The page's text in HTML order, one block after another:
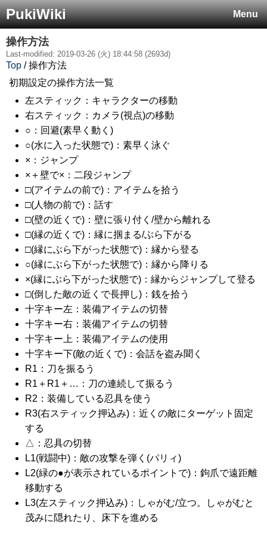
Menu
PukiWiki
操作方法
Last-modified: 2019-03-26 (火) 18:44:58 (2693d)
Top / 操作方法
初期設定の操作方法一覧
左スティック：キャラクターの移動
右スティック：カメラ(視点)の移動
○：回避(素早く動く)
○(水に入った状態で)：素早く泳ぐ
×：ジャンプ
×＋壁で×：二段ジャンプ
□(アイテムの前で)：アイテムを拾う
□(人物の前で)：話す
□(壁の近くで)：壁に張り付く/壁から離れる
□(縁の近くで)：縁に掴まる/ぶら下がる
□(縁にぶら下がった状態で)：縁から登る
○(縁にぶら下がった状態で)：縁から降りる
×(縁にぶら下がった状態で)：縁からジャンプして登る
□(倒した敵の近くで長押し)：銭を拾う
十字キー左：装備アイテムの切替
十字キー右：装備アイテムの切替
十字キー上：装備アイテムの使用
十字キー下(敵の近くで)：会話を盗み聞く
R1：刀を振るう
R1＋R1＋…：刀の連続して振るう
R2：装備している忍具を使う
R3(右スティック押込み)：近くの敵にターゲット固定
する
△：忍具の切替
L1(戦闘中)：敵の攻撃を弾く(パリィ)
L2(緑の●が表示されているポイントで)：鉤爪で遠距離
移動する
L3(左スティック押込み)：しゃがむ/立つ。しゃがむと
茂みに隠れたり、床下を進める